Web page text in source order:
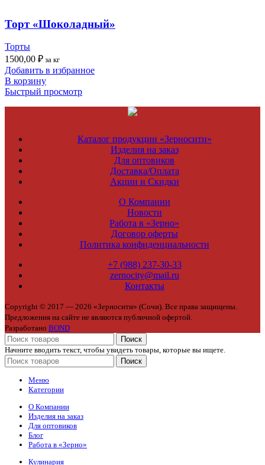
Торт «Шоколадный»
Торты
1500,00 ₽ за кг
Добавить в избранное
В корзину
Быстрый просмотр
Каталог продукции «Зерносити»
Изделия на заказ
Для оптовиков
Доставка/Оплата
Акции и Скидки
О Компании
Новости
Работа в «Зерно»
Договор оферты
Политика конфиденциальности
+7 (988) 237-30-33
zernocity@mail.ru
Контакты
Copyright © 2017 — 2026 «Зерносити» (Сочи). Все права защищены.
Предложения на сайте не являются публичной офертой.
Разработано BOND
Поиск
Начните вводить текст, чтобы увидеть товары, которые вы ищете.
Поиск
Меню
Категории
О Компании
Изделия на заказ
Для оптовиков
Блог
Работа в «Зерно»
Кулинария